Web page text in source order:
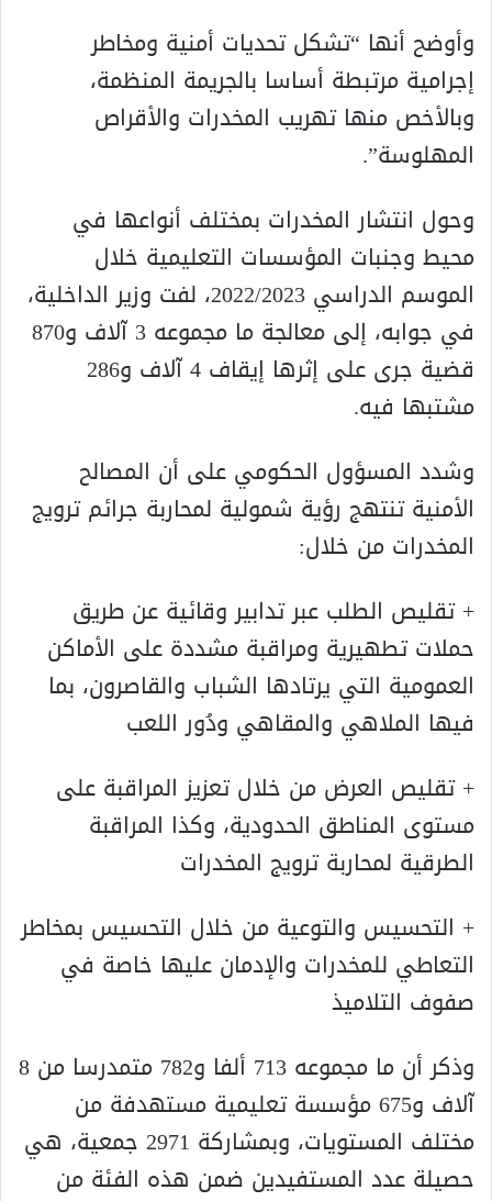
وأوضح أنها “تشكل تحديات أمنية ومخاطر
إجرامية مرتبطة أساسا بالجريمة المنظمة،
وبالأخص منها تهريب المخدرات والأقراص
المهلوسة”.
وحول انتشار المخدرات بمختلف أنواعها في
محيط وجنبات المؤسسات التعليمية خلال
الموسم الدراسي 2022/2023، لفت وزير الداخلية،
في جوابه، إلى معالجة ما مجموعه 3 آلاف و870
قضية جرى على إثرها إيقاف 4 آلاف و286
مشتبها فيه.
وشدد المسؤول الحكومي على أن المصالح
الأمنية تنتهج رؤية شمولية لمحاربة جرائم ترويج
المخدرات من خلال:
+ تقليص الطلب عبر تدابير وقائية عن طريق
حملات تطهيرية ومراقبة مشددة على الأماكن
العمومية التي يرتادها الشباب والقاصرون، بما
فيها الملاهي والمقاهي ودُور اللعب
+ تقليص العرض من خلال تعزيز المراقبة على
مستوى المناطق الحدودية، وكذا المراقبة
الطرقية لمحاربة ترويج المخدرات
+ التحسيس والتوعية من خلال التحسيس بمخاطر
التعاطي للمخدرات والإدمان عليها خاصة في
صفوف التلاميذ
وذكر أن ما مجموعه 713 ألفا و782 متمدرسا من 8
آلاف و675 مؤسسة تعليمية مستهدفة من
مختلف المستويات، وبمشاركة 2971 جمعية، هي
حصيلة عدد المستفيدين ضمن هذه الفئة من